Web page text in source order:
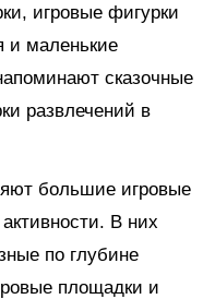
игровые фигурки
и маленькие
сказочные
развлечений в
большие игровые
В них
по глубине
площадки и